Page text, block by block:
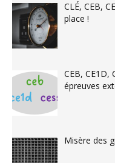
CLÉ, CEB,
place !
CEB, CE1D,
épreuves
Misère des